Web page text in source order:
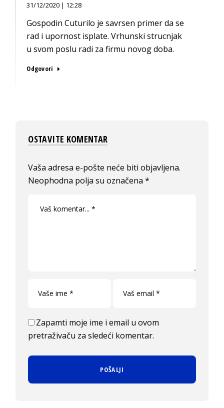
31/12/2020 | 12:28
Gospodin Cuturilo je savrsen primer da se
rad i upornost isplate. Vrhunski strucnjak
u svom poslu radi za firmu novog doba.
Odgovori
OSTAVITE KOMENTAR
Vaša adresa e-pošte neće biti objavljena.
Neophodna polja su označena*
Zapamti moje ime i email u ovom
pretraživaču za sledeći komentar.